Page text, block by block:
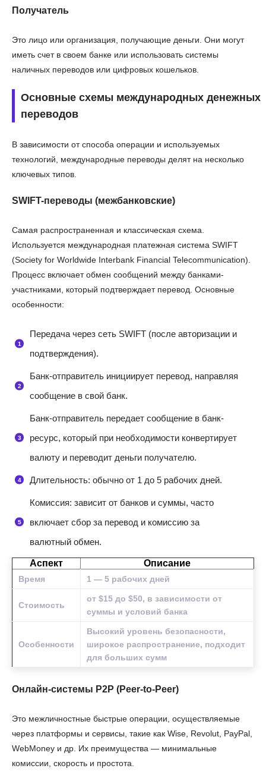
Получатель
Это лицо или организация, получающие деньги. Они могут
иметь счет в своем банке или использовать системы
наличных переводов или цифровых кошельков.
Основные схемы международных денежных
переводов
В зависимости от способа операции и используемых
технологий, международные переводы делят на несколько
ключевых типов.
SWIFT-переводы (межбанковские)
Самая распространенная и классическая схема.
Используется международная платежная система SWIFT
(Society for Worldwide Interbank Financial Telecommunication).
Процесс включает обмен сообщений между банками-
участниками, который подтверждает перевод. Основные
особенности:
Передача через сеть SWIFT (после авторизации и
подтверждения).
Банк-отправитель инициирует перевод, направляя
сообщение в свой банк.
Банк-отправитель передает сообщение в банк-
ресурс, который при необходимости конвертирует
валюту и переводит деньги получателю.
Длительность: обычно от 1 до 5 рабочих дней.
Комиссия: зависит от банков и суммы, часто
включает сбор за перевод и комиссию за
валютный обмен.
Аспект Описание
Время 1 — 5 рабочих дней
Стоимость
от $15 до $50, в зависимости от
суммы и условий банка
Особенности
Высокий уровень безопасности,
широкое распространение, подходит
для больших сумм
Онлайн-системы P2P (Peer-to-Peer)
Это межличностные быстрые операции, осуществляемые
через платформы и сервисы, такие как Wise, Revolut, PayPal,
WebMoney и др. Их преимущества — минимальные
комиссии, скорость и простота.